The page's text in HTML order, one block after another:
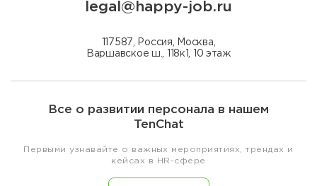
legal@happy-job.ru
117587, Россия, Москва,
Варшавское ш., 118к1, 10 этаж
Все о развитии персонала в нашем
TenChat
Первыми узнавайте о важных мероприятиях, трендах и
кейсах в HR-сфере